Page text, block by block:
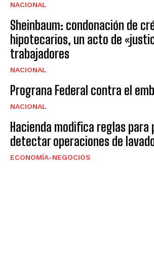
NACIONAL
Sheinbaum: condonación de
hipotecarios, un acto de
trabajadores
NACIONAL
Prograna Federal contra el
NACIONAL
Hacienda modifica reglas para
detectar operaciones de
ECONOMÍA-NEGOCIOS